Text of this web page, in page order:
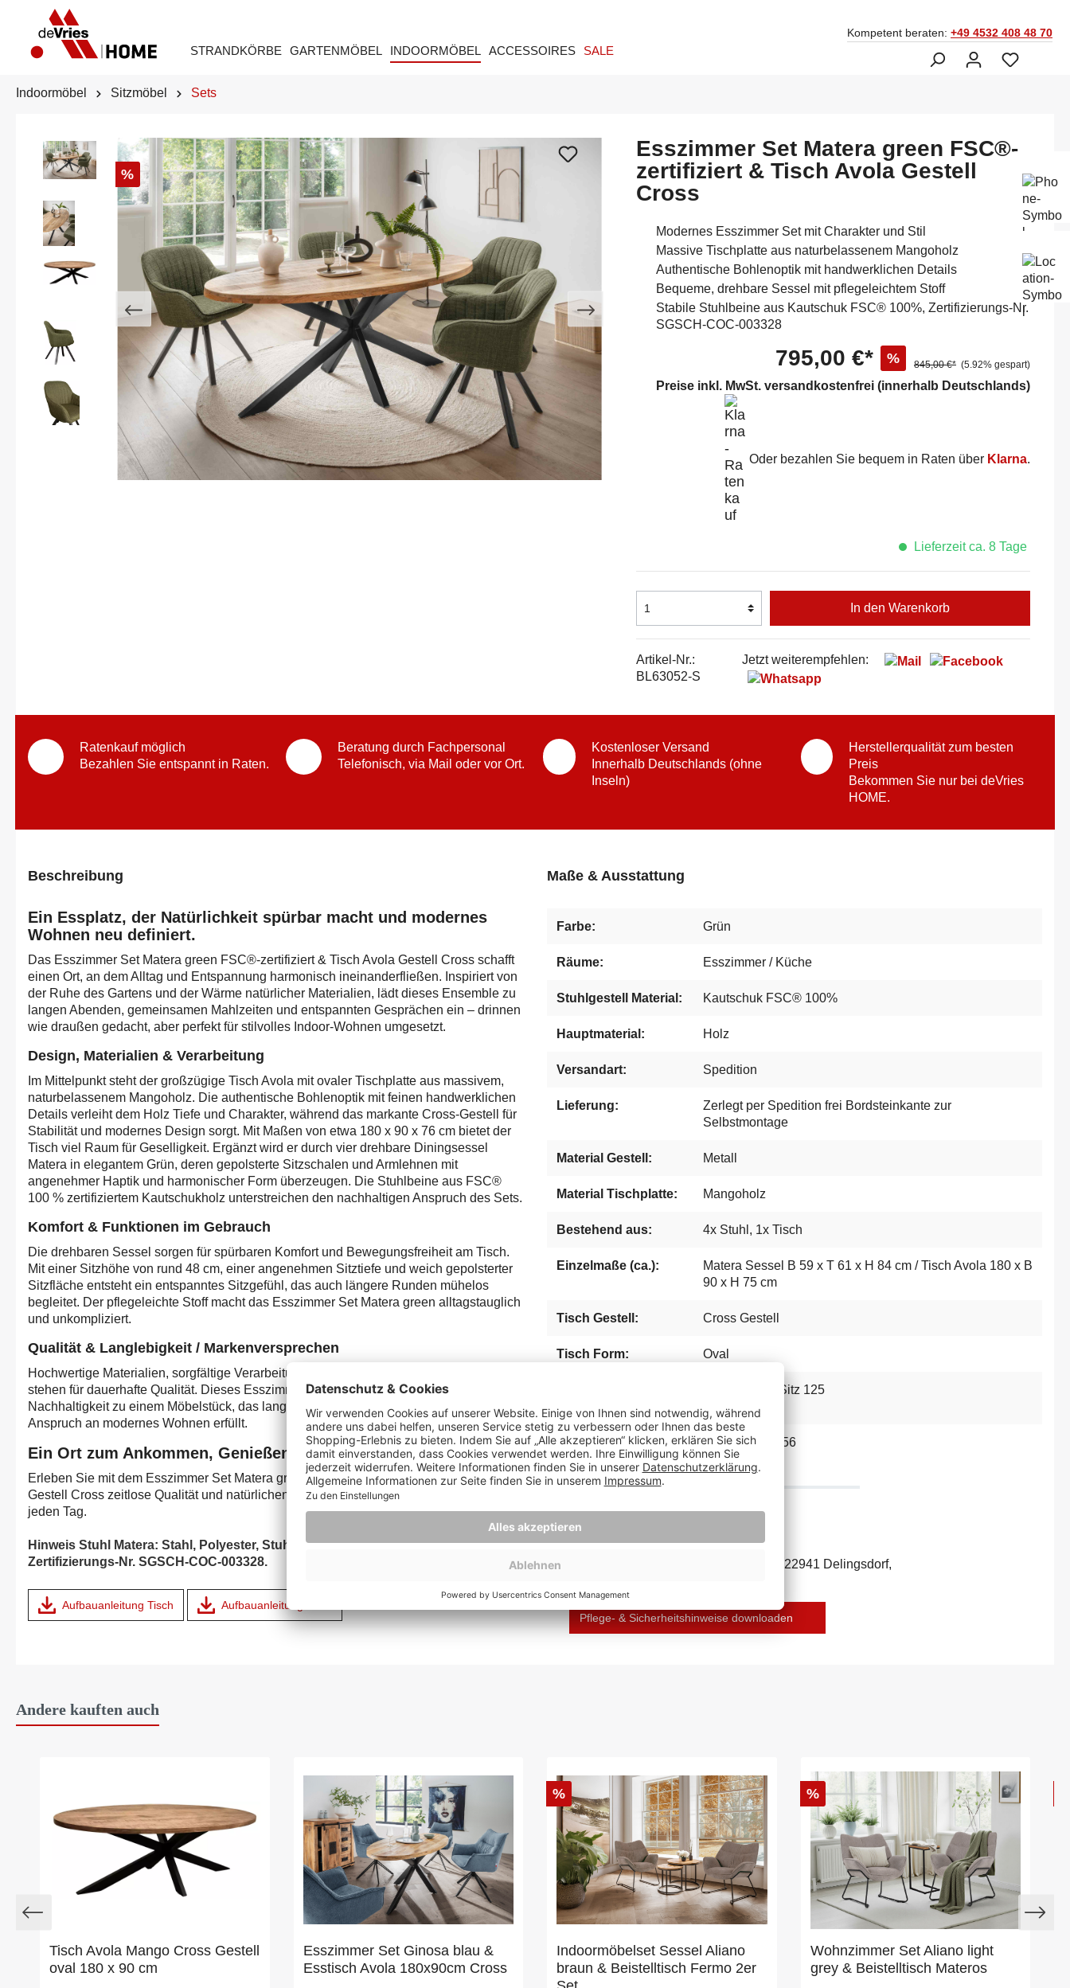
STRANDKÖRBE GARTENMÖBEL INDOORMÖBEL ACCESSOIRES SALE
Kompetent beraten: +49 4532 408 48 70
Indoormöbel Sitzmöbel Sets
%
Esszimmer Set Matera green FSC®-
zertifiziert & Tisch Avola Gestell
Cross
Modernes Esszimmer Set mit Charakter und Stil
Massive Tischplatte aus naturbelassenem Mangoholz
Authentische Bohlenoptik mit handwerklichen Details
Bequeme, drehbare Sessel mit pflegeleichtem Stoff
Stabile Stuhlbeine aus Kautschuk FSC® 100%, Zertifizierungs-Nr.
SGSCH-COC-003328
795,00 €* % 845,00 €* (5.92% gespart)
Preise inkl. MwSt. versandkostenfrei (innerhalb Deutschlands)
Oder bezahlen Sie bequem in Raten über Klarna.
Lieferzeit ca. 8 Tage
In den Warenkorb
Artikel-Nr.:
BL63052-S
Jetzt weiterempfehlen:
Ratenkauf möglich
Bezahlen Sie entspannt in Raten.
Beratung durch Fachpersonal
Telefonisch, via Mail oder vor Ort.
Kostenloser Versand
Innerhalb Deutschlands (ohne
Inseln)
Herstellerqualität zum besten
Preis
Bekommen Sie nur bei deVries
HOME.
Beschreibung
Ein Essplatz, der Natürlichkeit spürbar macht und modernes
Wohnen neu definiert.
Das Esszimmer Set Matera green FSC®-zertifiziert & Tisch Avola Gestell Cross schafft
einen Ort, an dem Alltag und Entspannung harmonisch ineinanderfließen. Inspiriert von
der Ruhe des Gartens und der Wärme natürlicher Materialien, lädt dieses Ensemble zu
langen Abenden, gemeinsamen Mahlzeiten und entspannten Gesprächen ein – drinnen
wie draußen gedacht, aber perfekt für stilvolles Indoor-Wohnen umgesetzt.
Design, Materialien & Verarbeitung
Im Mittelpunkt steht der großzügige Tisch Avola mit ovaler Tischplatte aus massivem,
naturbelassenem Mangoholz. Die authentische Bohlenoptik mit feinen handwerklichen
Details verleiht dem Holz Tiefe und Charakter, während das markante Cross-Gestell für
Stabilität und modernes Design sorgt. Mit Maßen von etwa 180 x 90 x 76 cm bietet der
Tisch viel Raum für Geselligkeit. Ergänzt wird er durch vier drehbare Diningsessel
Matera in elegantem Grün, deren gepolsterte Sitzschalen und Armlehnen mit
angenehmer Haptik und harmonischer Form überzeugen. Die Stuhlbeine aus FSC®
100 % zertifiziertem Kautschukholz unterstreichen den nachhaltigen Anspruch des Sets.
Komfort & Funktionen im Gebrauch
Die drehbaren Sessel sorgen für spürbaren Komfort und Bewegungsfreiheit am Tisch.
Mit einer Sitzhöhe von rund 48 cm, einer angenehmen Sitztiefe und weich gepolsterter
Sitzfläche entsteht ein entspanntes Sitzgefühl, das auch längere Runden mühelos
begleitet. Der pflegeleichte Stoff macht das Esszimmer Set Matera green alltagstauglich
und unkompliziert.
Qualität & Langlebigkeit / Markenversprechen
Hochwertige Materialien, sorgfältige Verarbeitung und eine durchdachte Konstruktion
stehen für dauerhafte Qualität. Dieses Esszimmer Set vereint Design, Handarbeit und
Nachhaltigkeit zu einem Möbelstück, das langfristig Freude bereitet und den hohen
Anspruch an modernes Wohnen erfüllt.
Ein Ort zum Ankommen, Genießen und Verweilen.
Erleben Sie mit dem Esszimmer Set Matera green FSC®-zertifiziert & Tisch Avola
Gestell Cross zeitlose Qualität und natürlichen Komfort – ein stilvoller Mittelpunkt für
jeden Tag.
Hinweis Stuhl Matera: Stahl, Polyester, Stuhlbeine Kautschuk FSC® 100% | FSC®-
Zertifizierungs-Nr. SGSCH-COC-003328.
Aufbauanleitung Tisch Aufbauanleitung Stuhl
Maße & Ausstattung
Farbe: Grün
Räume: Esszimmer / Küche
Stuhlgestell Material: Kautschuk FSC® 100%
Hauptmaterial: Holz
Versandart: Spedition
Lieferung:
Zerlegt per Spedition frei Bordsteinkante zur
Selbstmontage
Material Gestell: Metall
Material Tischplatte: Mangoholz
Bestehend aus: 4x Stuhl, 1x Tisch
Einzelmaße (ca.):
Matera Sessel B 59 x T 61 x H 84 cm / Tisch Avola 180 x B
90 x H 75 cm
Tisch Gestell: Cross Gestell
Tisch Form: Oval
(ca. kg):
Tisch 50, pro Sitz 125
Herstellernummer: 4250792941456
Hersteller: Mr. Deko, Lübecker Str. 7c, 22941 Delingsdorf,
Pflege- & Sicherheitshinweise downloaden
Andere kauften auch
Tisch Avola Mango Cross Gestell
oval 180 x 90 cm
Esszimmer Set Ginosa blau &
Esstisch Avola 180x90cm Cross
%
Indoormöbelset Sessel Aliano
braun & Beistelltisch Fermo 2er
%
Wohnzimmer Set Aliano light
grey & Beistelltisch Materos